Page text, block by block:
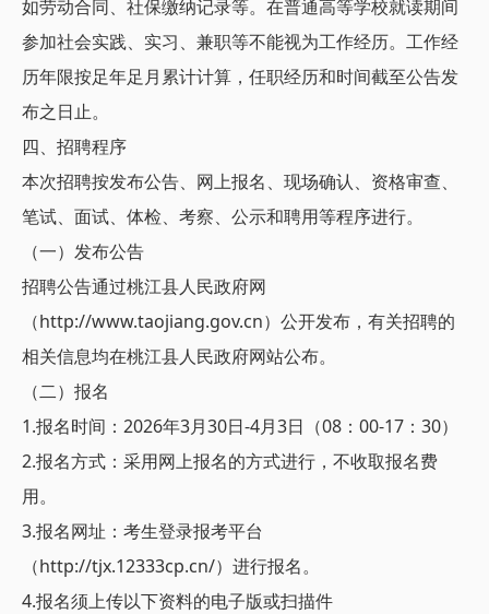
如劳动合同、社保缴纳记录等。在普通高等学校就读期间
参加社会实践、实习、兼职等不能视为工作经历。工作经
历年限按足年足月累计计算，任职经历和时间截至公告发
布之日止。
四、招聘程序
本次招聘按发布公告、网上报名、现场确认、资格审查、
笔试、面试、体检、考察、公示和聘用等程序进行。
（一）发布公告
招聘公告通过桃江县人民政府网
（http://www.taojiang.gov.cn）公开发布，有关招聘的
相关信息均在桃江县人民政府网站公布。
（二）报名
1.报名时间：2026年3月30日-4月3日（08：00-17：30）
2.报名方式：采用网上报名的方式进行，不收取报名费
用。
3.报名网址：考生登录报考平台
（http://tjx.12333cp.cn/）进行报名。
4.报名须上传以下资料的电子版或扫描件